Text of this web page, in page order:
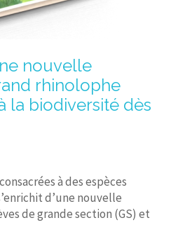
nouvelle
rhinolophe
la biodiversité dès
à des espèces
d’une nouvelle
de grande section (GS) et